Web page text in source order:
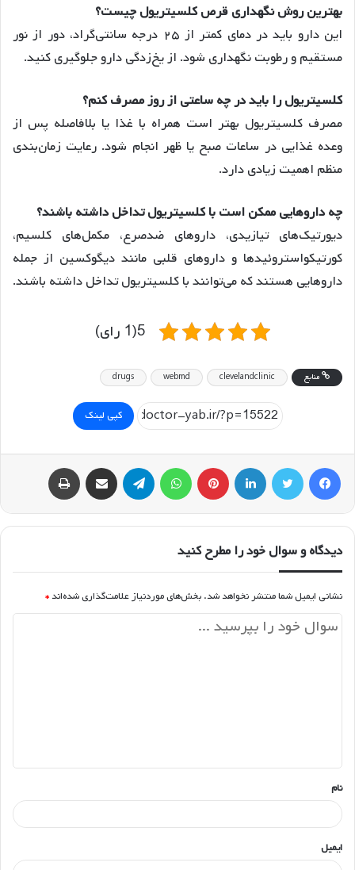
بهترین روش نگهداری قرص کلسیتریول چیست؟
این دارو باید در دمای کمتر از ۲۵ درجه سانتی‌گراد، دور از نور
مستقیم و رطوبت نگهداری شود. از یخ‌زدگی دارو جلوگیری کنید.
کلسیتریول را باید در چه ساعتی از روز مصرف کنم؟
مصرف کلسیتریول بهتر است همراه با غذا یا بلافاصله پس از
وعده غذایی در ساعات صبح یا ظهر انجام شود. رعایت زمان‌بندی
منظم اهمیت زیادی دارد.
چه داروهایی ممکن است با کلسیتریول تداخل داشته باشند؟
دیورتیک‌های تیازیدی، داروهای ضدصرع، مکمل‌های کلسیم،
کورتیکواستروئیدها و داروهای قلبی مانند دیگوکسین از جمله
داروهایی هستند که می‌توانند با کلسیتریول تداخل داشته باشند.
5(1 رای)
منابع clevelandclinic
webmd
drugs
کپی لینک
فیسبوک توییتر لینکداین پینتریست تلگرام اشتراک گذاری با ایمیل
دیدگاه و سوال خود را مطرح کنید
نشانی ایمیل شما منتشر نخواهد شد. بخش‌های موردنیاز علامت‌گذاری شده‌اند *
*
نام
ایمیل